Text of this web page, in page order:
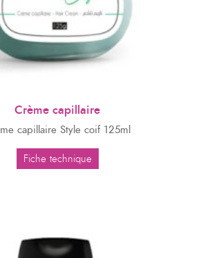
Crème capillaire
capillaire Style coif 125ml
Fiche technique